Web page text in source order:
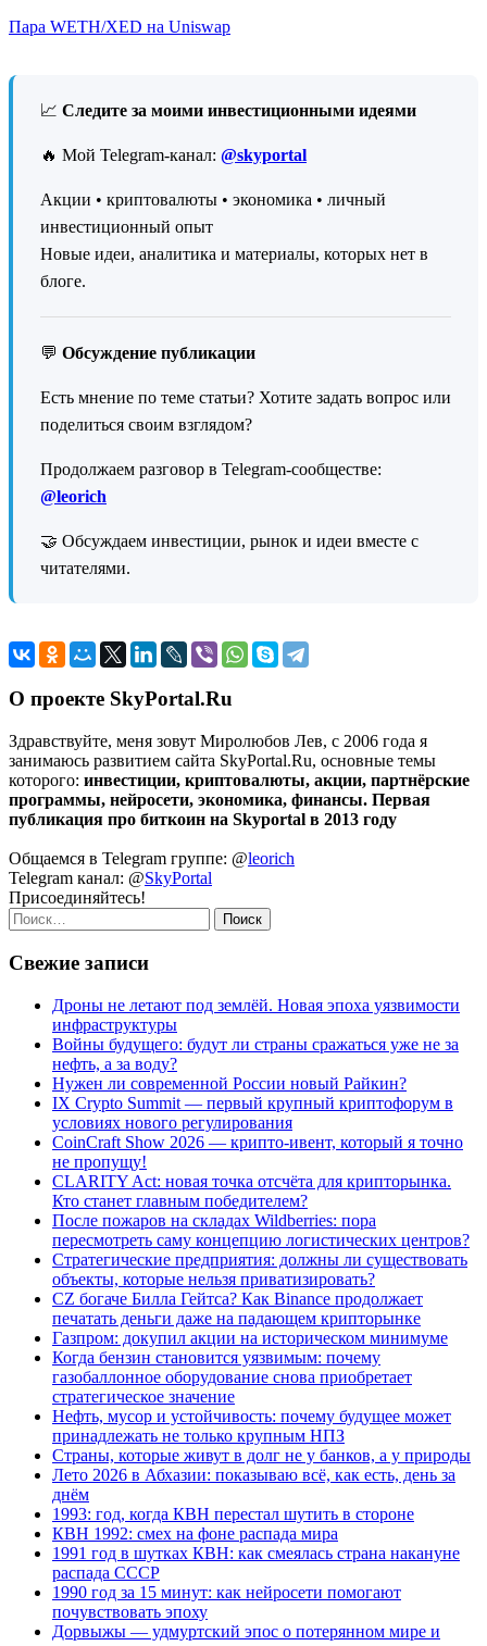
Пара WETH/XED на Uniswap
📈 Следите за моими инвестиционными идеями
🔥 Мой Telegram-канал: @skyportal
Акции • криптовалюты • экономика • личный
инвестиционный опыт
Новые идеи, аналитика и материалы, которых нет в
блоге.
💬 Обсуждение публикации
Есть мнение по теме статьи? Хотите задать вопрос или
поделиться своим взглядом?
Продолжаем разговор в Telegram-сообществе:
@leorich
🤝 Обсуждаем инвестиции, рынок и идеи вместе с
читателями.
О проекте SkyPortal.Ru
Здравствуйте, меня зовут Миролюбов Лев, с 2006 года я
занимаюсь развитием сайта SkyPortal.Ru, основные темы
которого: инвестиции, криптовалюты, акции, партнёрские
программы, нейросети, экономика, финансы. Первая
публикация про биткоин на Skyportal в 2013 году
Общаемся в Telegram группе: @leorich
Telegram канал: @SkyPortal
Присоединяйтесь!
Найти:
Свежие записи
Дроны не летают под землёй. Новая эпоха уязвимости
инфраструктуры
Войны будущего: будут ли страны сражаться уже не за
нефть, а за воду?
Нужен ли современной России новый Райкин?
IX Crypto Summit — первый крупный криптофорум в
условиях нового регулирования
CoinCraft Show 2026 — крипто-ивент, который я точно
не пропущу!
CLARITY Act: новая точка отсчёта для крипторынка.
Кто станет главным победителем?
После пожаров на складах Wildberries: пора
пересмотреть саму концепцию логистических центров?
Стратегические предприятия: должны ли существовать
объекты, которые нельзя приватизировать?
CZ богаче Билла Гейтса? Как Binance продолжает
печатать деньги даже на падающем крипторынке
Газпром: докупил акции на историческом минимуме
Когда бензин становится уязвимым: почему
газобаллонное оборудование снова приобретает
стратегическое значение
Нефть, мусор и устойчивость: почему будущее может
принадлежать не только крупным НПЗ
Страны, которые живут в долг не у банков, а у природы
Лето 2026 в Абхазии: показываю всё, как есть, день за
днём
1993: год, когда КВН перестал шутить в стороне
КВН 1992: смех на фоне распада мира
1991 год в шутках КВН: как смеялась страна накануне
распада СССР
1990 год за 15 минут: как нейросети помогают
почувствовать эпоху
Дорвыжы — удмуртский эпос о потерянном мире и